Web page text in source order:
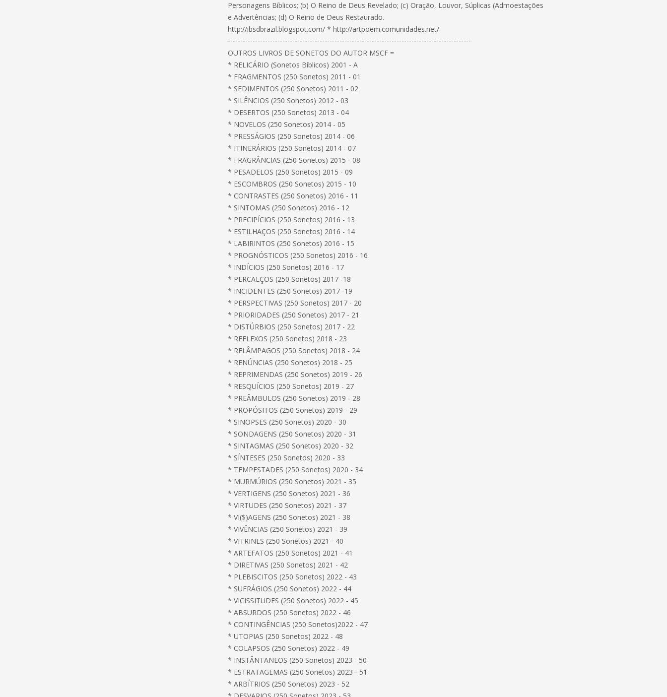
Personagens Bíblicos; (b) O Reino de Deus Revelado; (c) Oração, Louvor, Súplicas (Admoestações
e Advertências; (d) O Reino de Deus Restaurado.
http://ibsdbrazil.blogspot.com/ * http://artpoem.comunidades.net/
--------------------------------------------------------------------------------------------------
OUTROS LIVROS DE SONETOS DO AUTOR MSCF =
* RELICÁRIO (Sonetos Bíblicos) 2001 - A
* FRAGMENTOS (250 Sonetos) 2011 - 01
* SEDIMENTOS (250 Sonetos) 2011 - 02
* SILÊNCIOS (250 Sonetos) 2012 - 03
* DESERTOS (250 Sonetos) 2013 - 04
* NOVELOS (250 Sonetos) 2014 - 05
* PRESSÁGIOS (250 Sonetos) 2014 - 06
* ITINERÁRIOS (250 Sonetos) 2014 - 07
* FRAGRÂNCIAS (250 Sonetos) 2015 - 08
* PESADELOS (250 Sonetos) 2015 - 09
* ESCOMBROS (250 Sonetos) 2015 - 10
* CONTRASTES (250 Sonetos) 2016 - 11
* SINTOMAS (250 Sonetos) 2016 - 12
* PRECIPÍCIOS (250 Sonetos) 2016 - 13
* ESTILHAÇOS (250 Sonetos) 2016 - 14
* LABIRINTOS (250 Sonetos) 2016 - 15
* PROGNÓSTICOS (250 Sonetos) 2016 - 16
* INDÍCIOS (250 Sonetos) 2016 - 17
* PERCALÇOS (250 Sonetos) 2017 -18
* INCIDENTES (250 Sonetos) 2017 -19
* PERSPECTIVAS (250 Sonetos) 2017 - 20
* PRIORIDADES (250 Sonetos) 2017 - 21
* DISTÚRBIOS (250 Sonetos) 2017 - 22
* REFLEXOS (250 Sonetos) 2018 - 23
* RELÂMPAGOS (250 Sonetos) 2018 - 24
* RENÚNCIAS (250 Sonetos) 2018 - 25
* REPRIMENDAS (250 Sonetos) 2019 - 26
* RESQUÍCIOS (250 Sonetos) 2019 - 27
* PREÂMBULOS (250 Sonetos) 2019 - 28
* PROPÓSITOS (250 Sonetos) 2019 - 29
* SINOPSES (250 Sonetos) 2020 - 30
* SONDAGENS (250 Sonetos) 2020 - 31
* SINTAGMAS (250 Sonetos) 2020 - 32
* SÍNTESES (250 Sonetos) 2020 - 33
* TEMPESTADES (250 Sonetos) 2020 - 34
* MURMÚRIOS (250 Sonetos) 2021 - 35
* VERTIGENS (250 Sonetos) 2021 - 36
* VIRTUDES (250 Sonetos) 2021 - 37
* VI($)AGENS (250 Sonetos) 2021 - 38
* VIVÊNCIAS (250 Sonetos) 2021 - 39
* VITRINES (250 Sonetos) 2021 - 40
* ARTEFATOS (250 Sonetos) 2021 - 41
* DIRETIVAS (250 Sonetos) 2021 - 42
* PLEBISCITOS (250 Sonetos) 2022 - 43
* SUFRÁGIOS (250 Sonetos) 2022 - 44
* VICISSITUDES (250 Sonetos) 2022 - 45
* ABSURDOS (250 Sonetos) 2022 - 46
* CONTINGÊNCIAS (250 Sonetos)2022 - 47
* UTOPIAS (250 Sonetos) 2022 - 48
* COLAPSOS (250 Sonetos) 2022 - 49
* INSTÂNTANEOS (250 Sonetos) 2023 - 50
* ESTRATAGEMAS (250 Sonetos) 2023 - 51
* ARBÍTRIOS (250 Sonetos) 2023 - 52